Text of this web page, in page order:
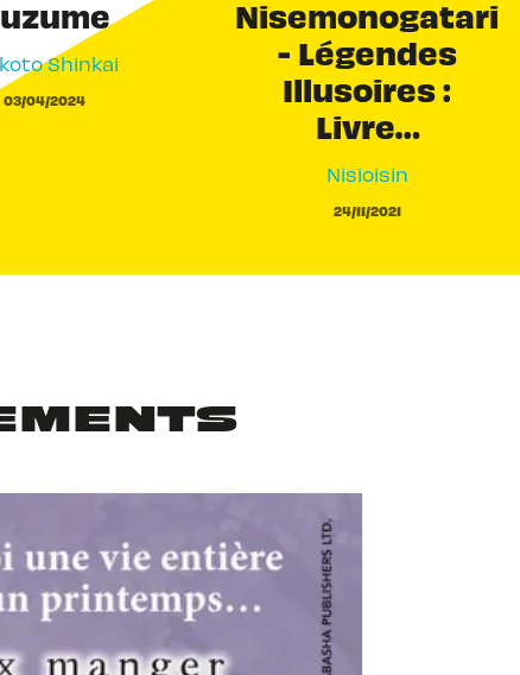
Shinkai
03/04/2024
Nisemonogatari
- Légendes
Illusoires :
Livre…
Nisioisin
24/11/2021